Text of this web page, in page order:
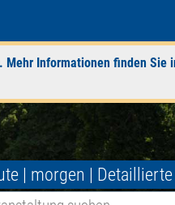
Informationen finden Sie
| morgen |